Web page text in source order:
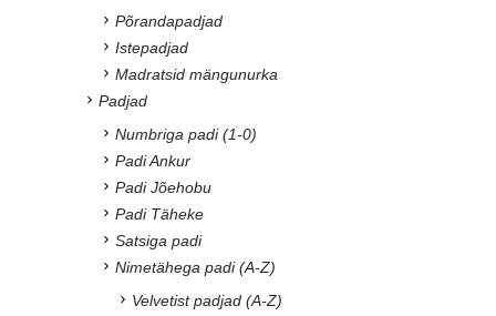
Põrandapadjad
Istepadjad
Madratsid mängunurka
Padjad
Numbriga padi (1-0)
Padi Ankur
Padi Jõehobu
Padi Täheke
Satsiga padi
Nimetähega padi (A-Z)
Velvetist padjad (A-Z)